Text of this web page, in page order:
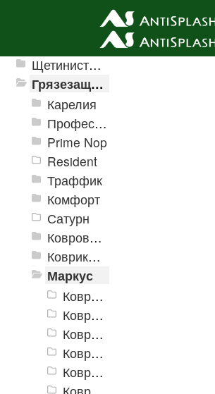
Ячеистые грязезащитные покрытия
Щетинистые покрытия
Грязезащитные, влаговпитывающие покрытия
Карелия
Профессиональные грязезащитные ковры AntiSplash Carpet
Prime Nop
Resident
Траффик
Комфорт
Сатурн
Ковровое покрытие "Цикада"
Коврики «Heavy» на резиновой подложке
Маркус
Коврики «Маркус» 400x600 мм
Коврики «Маркус» 450x750 мм
Коврики «Маркус» 500x800 мм
Коврики «Маркус» 600x900 мм
Коврики «Маркус» 900x1200 мм